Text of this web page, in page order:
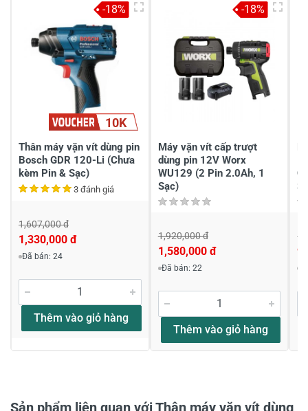
2
1
-
Chia sẻ nhận xét về sản phẩm
Viết nhận xét của bạn
Khách hàng nhận xét về sản phẩm
Huỳnh ngọc ý
Tư vấn
Anh xem giùm em giá còn này. hổm có hơn 900 nay
Li (Chưa kèm Pin & Sạc) Giá: 1.388.000 đ
10K
Thân máy vặn vít dùng pin
Bosch GDR 120-Li (Chưa
kèm Pin & Sạc)
3 đánh giá
1,607,000 đ
1,330,000 đ
Đã bán: 24
Thêm vào giỏ hàng
-18%
Máy vặn vít cấp trượt
dùng pin 12V Worx
WU129 (2 Pin 2.0Ah, 1
Sạc)
1,920,000 đ
1,580,000 đ
Đã bán: 22
Thêm vào giỏ hàng
-18%
Sản phẩm liên quan với Thân máy vặn vít dùng